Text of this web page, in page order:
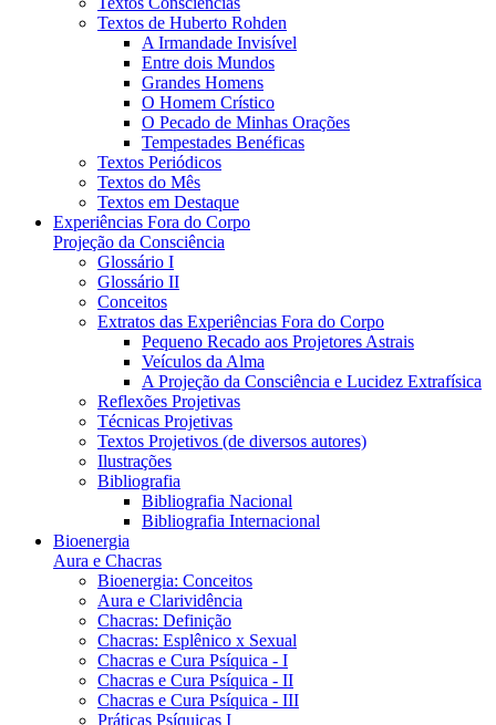
Textos de Huberto Rohden
A Irmandade Invisível
Entre dois Mundos
Grandes Homens
O Homem Crístico
O Pecado de Minhas Orações
Tempestades Benéficas
Textos Periódicos
Textos do Mês
Textos em Destaque
Experiências Fora do Corpo
Projeção da Consciência
Glossário I
Glossário II
Conceitos
Extratos das Experiências Fora do Corpo
Pequeno Recado aos Projetores Astrais
Veículos da Alma
A Projeção da Consciência e Lucidez Extrafísica
Reflexões Projetivas
Técnicas Projetivas
Textos Projetivos (de diversos autores)
Ilustrações
Bibliografia
Bibliografia Nacional
Bibliografia Internacional
Bioenergia
Aura e Chacras
Bioenergia: Conceitos
Aura e Clarividência
Chacras: Definição
Chacras: Esplênico x Sexual
Chacras e Cura Psíquica - I
Chacras e Cura Psíquica - II
Chacras e Cura Psíquica - III
Práticas Psíquicas I